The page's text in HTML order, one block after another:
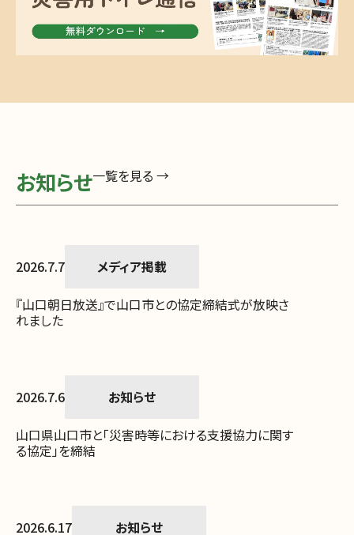
お知らせ一覧を見る →
2026.7.7
メディア掲載
『山口朝日放送』で山口市との協定締結式が放映さ
れました
2026.7.6
お知らせ
山口県山口市と「災害時等における支援協力に関す
る協定」を締結
2026.6.17
お知らせ